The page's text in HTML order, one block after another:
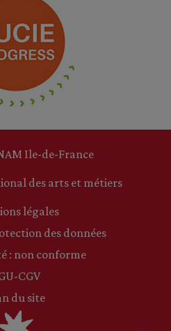
Ile-de-France
des arts et métiers
légales
des données
: non conforme
CGV
du site